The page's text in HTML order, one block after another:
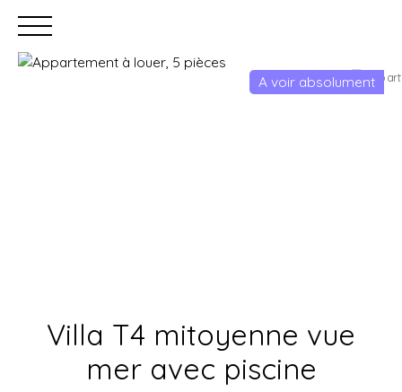
Louer Faire gérer
A voir absolument
Villa T4 mitoyenne vue
mer avec piscine